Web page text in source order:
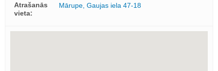
Atrašanās
vieta:
Mārupe, Gaujas iela 47-18